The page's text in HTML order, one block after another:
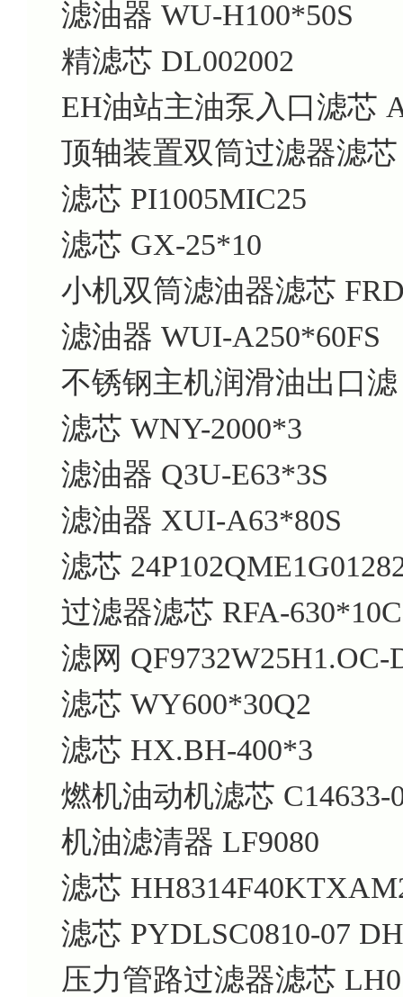
滤油器 WU-H100*50S
精滤芯 DL002002
EH油站主油泵入口滤芯
顶轴装置双筒过滤器滤芯
滤芯 PI1005MIC25
滤芯 GX-25*10
小机双筒滤油器滤芯
滤油器 WUI-A250*60FS
不锈钢主机润滑油出口滤
滤芯 WNY-2000*3
滤油器 Q3U-E63*3S
滤油器 XUI-A63*80S
滤芯
过滤器滤芯 RFA-630*10C
滤网 QF9732W25H1.OC-
滤芯 WY600*30Q2
滤芯 HX.BH-400*3
燃机油动机滤芯 C14633-
机油滤清器 LF9080
滤芯
滤芯 PYDLSC0810-07
压力管路过滤器滤芯